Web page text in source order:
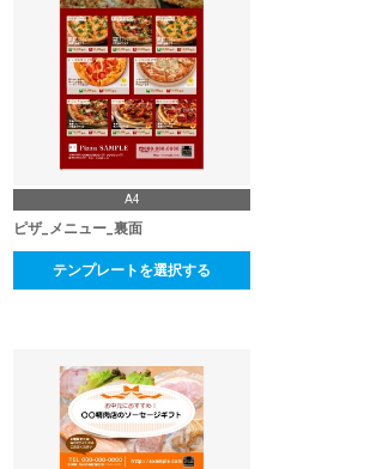
A4
ピザ_メニュー_裏面
テンプレートを選択する